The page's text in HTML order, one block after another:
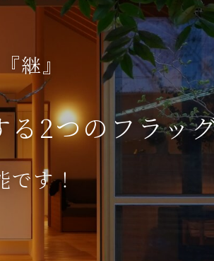
継』
2つのフラッ
です！